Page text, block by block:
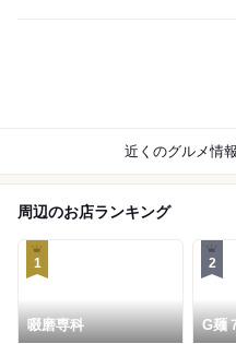
近くのグルメ情
周辺のお店ランキング
1
啜磨専科
2
G麺